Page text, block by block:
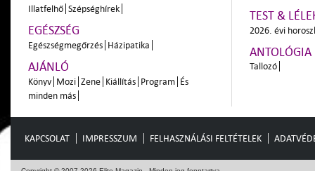
Illatfelhő Szépséghírek
EGÉSZSÉG
Egészségmegőrzés Házipatika
AJÁNLÓ
Könyv Mozi Zene Kiállítás Program És
minden más
TEST &
2026. évi
ANTOLÓGIA
Tallozó
KAPCSOLAT IMPRESSZUM FELHASZNÁLÁSI FELTÉTELEK